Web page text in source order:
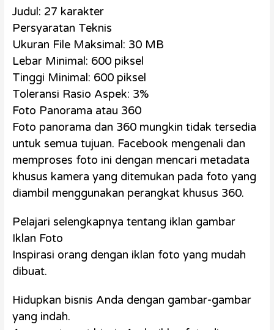
Judul: 27 karakter
Persyaratan Teknis
Ukuran File Maksimal: 30 MB
Lebar Minimal: 600 piksel
Tinggi Minimal: 600 piksel
Toleransi Rasio Aspek: 3%
Foto Panorama atau 360
Foto panorama dan 360 mungkin tidak tersedia
untuk semua tujuan. Facebook mengenali dan
memproses foto ini dengan mencari metadata
khusus kamera yang ditemukan pada foto yang
diambil menggunakan perangkat khusus 360.
Pelajari selengkapnya tentang iklan gambar
Iklan Foto
Inspirasi orang dengan iklan foto yang mudah
dibuat.
Hidupkan bisnis Anda dengan gambar-gambar
yang indah.